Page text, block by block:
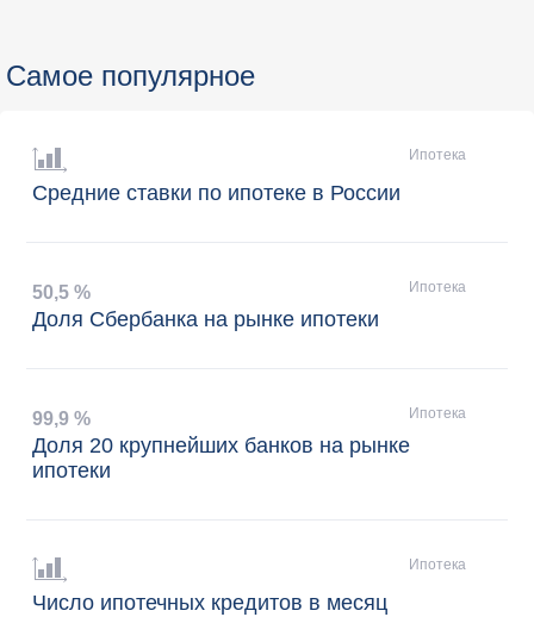
Самое популярное
Ипотека
Средние ставки по ипотеке в России
50,5 % Ипотека
Доля Сбербанка на рынке ипотеки
99,9 % Ипотека
Доля 20 крупнейших банков на рынке
ипотеки
Ипотека
Число ипотечных кредитов в месяц